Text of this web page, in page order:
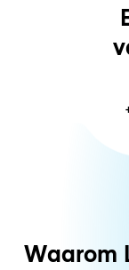
Waarom